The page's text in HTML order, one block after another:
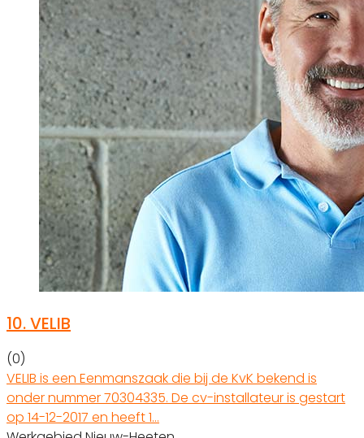
10.VELIB
(0)
VELIB is een Eenmanszaak die bij de KvK bekend is
onder nummer 70304335. De cv-installateur is gestart
op 14-12-2017 en heeft 1…